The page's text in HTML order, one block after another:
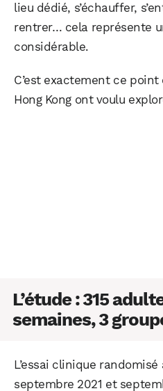
lieu dédié, s’échauffer,
rentrer… cela représente
considérable.
C’est exactement ce
Hong Kong ont voulu
L’étude : 315
semaines, 3
L’essai clinique
septembre 2021 et